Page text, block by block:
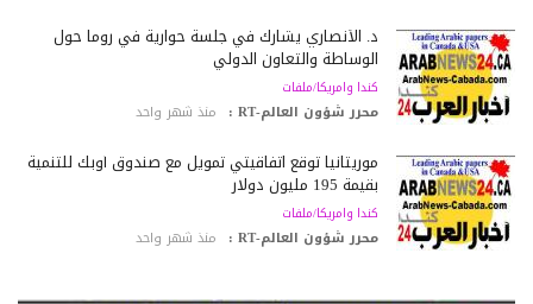
د. الأنصاري يشارك في جلسة حوارية في روما حول
الوساطة والتعاون الدولي
كندا وامريكا/ملفات
محرر شؤون العالم-RT : منذ شهر واحد
موريتانيا توقع اتفاقيتي تمويل مع صندوق أوبك للتنمية
بقيمة 195 مليون دولار
كندا وامريكا/ملفات
محرر شؤون العالم-RT : منذ شهر واحد